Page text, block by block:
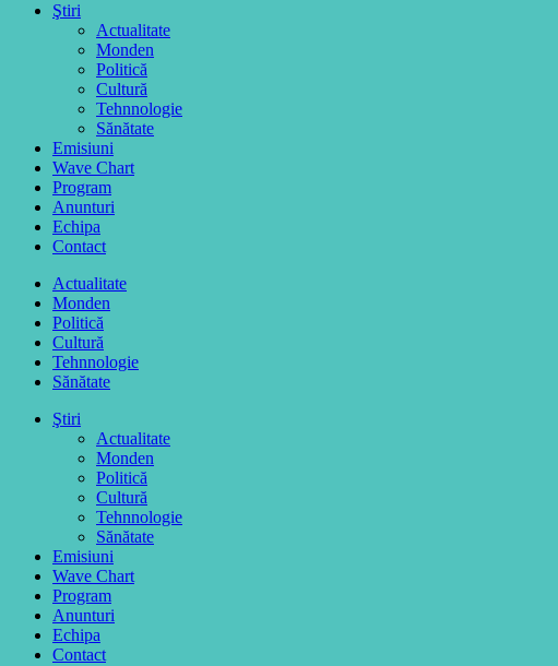
Ştiri
Actualitate
Monden
Politică
Cultură
Tehnnologie
Sănătate
Emisiuni
Wave Chart
Program
Anunturi
Echipa
Contact
Actualitate
Monden
Politică
Cultură
Tehnnologie
Sănătate
Ştiri
Actualitate
Monden
Politică
Cultură
Tehnnologie
Sănătate
Emisiuni
Wave Chart
Program
Anunturi
Echipa
Contact